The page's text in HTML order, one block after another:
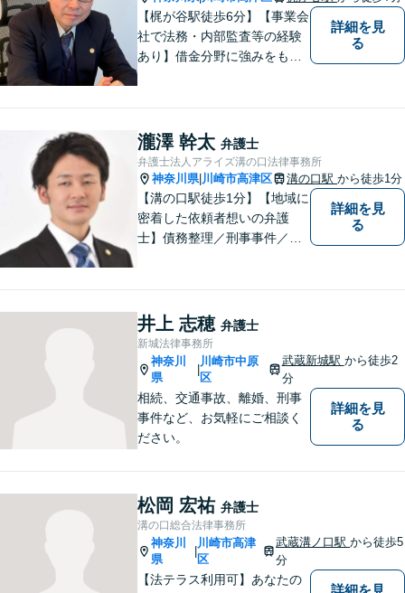
【梶が谷駅徒歩6分】【事業会
社で法務・内部監査等の経験
あり】借金分野に強みをも
作りに尽力しています。【初
回無料相談】【東京・神奈川
エリア】
詳細を見
る
瀧澤 幹太 弁護士
弁護士法人アライズ溝の口法律事務所
神奈川県| 川崎市高津区 溝の口駅 から徒歩1分
【溝の口駅徒歩1分】【地域に
密着した依頼者想いの弁護
士】債務整理／刑事事件／離
弁護を進めてまいります。ま
ずはお気軽にご相談くださ
い。
詳細を見
る
井上 志穂 弁護士
新城法律事務所
神奈川
県
川崎市中原
区
武蔵新城駅 から徒歩2
分
相続、交通事故、離婚、刑事
事件など、お気軽にご相談く
ださい。
詳細を見
る
松岡 宏祐 弁護士
溝の口総合法律事務所
神奈川
県
川崎市高津
区
武蔵溝ノ口駅から徒歩5
分
【法テラス利用可】あなたの
詳細を見